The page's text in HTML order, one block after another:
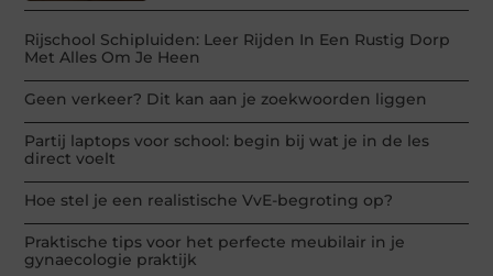
Rijschool Schipluiden: Leer Rijden In Een Rustig Dorp
Met Alles Om Je Heen
Geen verkeer? Dit kan aan je zoekwoorden liggen
Partij laptops voor school: begin bij wat je in de les
direct voelt
Hoe stel je een realistische VvE-begroting op?
Praktische tips voor het perfecte meubilair in je
gynaecologie praktijk